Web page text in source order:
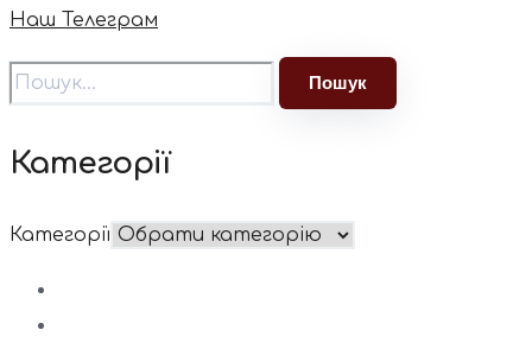
Наш Телеграм
Категорії
Категорії